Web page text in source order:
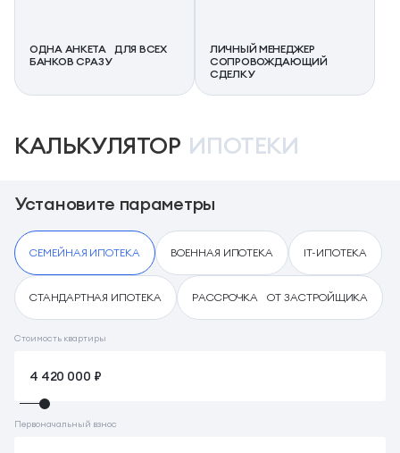
ОДНА АНКЕТА ДЛЯ ВСЕХ
БАНКОВ СРАЗУ
ЛИЧНЫЙ МЕНЕДЖЕР
СОПРОВОЖДАЮЩИЙ
СДЕЛКУ
КАЛЬКУЛЯТОР ИПОТЕКИ
Установите параметры
СЕМЕЙНАЯ ИПОТЕКА ВОЕННАЯ ИПОТЕКА IT-ИПОТЕКА
СТАНДАРТНАЯ ИПОТЕКА РАССРОЧКА ОТ ЗАСТРОЙЩИКА
Стоимость квартиры
Первоначальный взнос